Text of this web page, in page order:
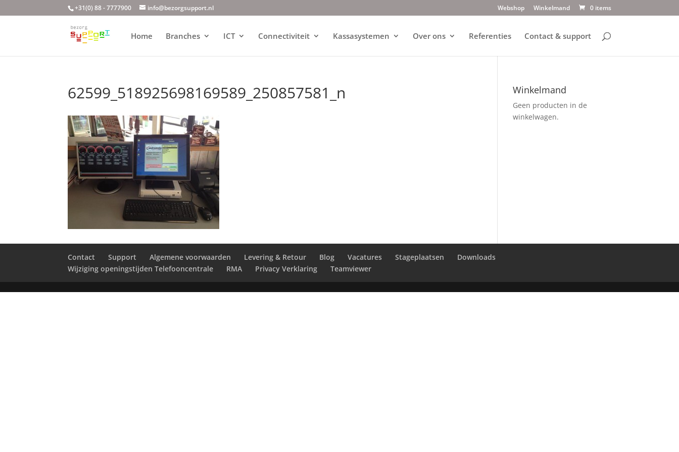
+31(0) 88 - 7777900 info@bezorgsupport.nl Webshop Winkelmand 0 items
Home Branches ICT Connectiviteit Kassasystemen Over ons Referenties Contact & support
62599_518925698169589_250857581_n Winkelmand
Geen producten in de
winkelwagen.
Contact Support Algemene voorwaarden Levering & Retour Blog Vacatures Stageplaatsen
Downloads
Wijziging openingstijden Telefooncentrale
RMA Privacy Verklaring Teamviewer